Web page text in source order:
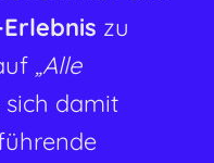
Seite
zu
„Alle
damit